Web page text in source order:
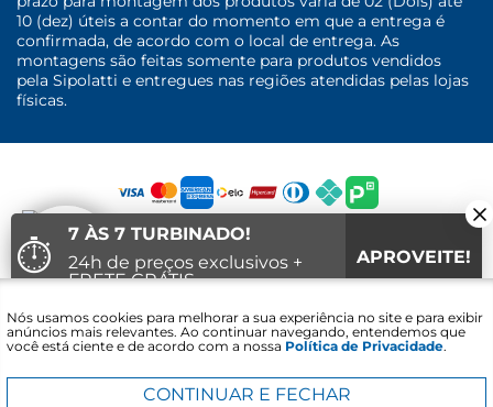
10 (dez) úteis a contar do momento em que a entrega é
confirmada, de acordo com o local de entrega. As
montagens são feitas somente para produtos vendidos
pela Sipolatti e entregues nas regiões atendidas pelas lojas
físicas.
Comércio e Serviços LTDA Avenida Alcacibas Furtado - Canaã -
Viana/ES. CEP: 29135-008 Todos os direitos reservados.
Nós usamos cookies para melhorar a sua experiência no site e para exibir
anúncios mais relevantes. Ao continuar navegando, entendemos que
você está ciente e de acordo com a nossa Política de Privacidade.
CONTINUAR E FECHAR
Fale com um
especialista
⏱
7 ÀS 7 TURBINADO!
24h de preços exclusivos +
FRETE GRÁTIS
APROVEITE!
Vai acabar em: 08 36 38